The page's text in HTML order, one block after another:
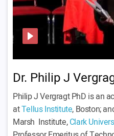
Dr. Philip J
Philip J Vergragt PhD is an
atTellus Institute, Boston;
Marsh Institute,Clark